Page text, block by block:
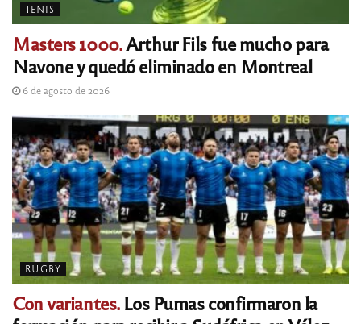
TENIS
Masters 1000.Arthur Fils fue mucho para
Navone y quedó eliminado en Montreal
6 de agosto de 2026
RUGBY
Con variantes.Los Pumas confirmaron la